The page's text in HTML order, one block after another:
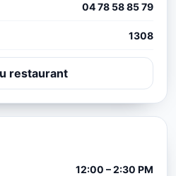
04 78 58 85 79
1308
restaurant
12:00 – 2:30 PM